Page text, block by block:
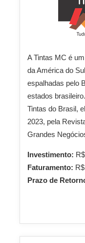
A Tintas MC é
da América do
espalhadas pelo
estados
Tintas do Brasil,
2023, pela
Grandes
Investimento:
Faturamento:
Prazo de